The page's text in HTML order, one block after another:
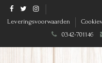
Leveringsvoorwaarden
0342-701146